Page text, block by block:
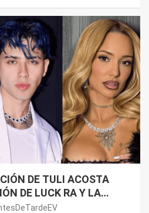
DE TULI ACOSTA
DE LUCK RA Y LA